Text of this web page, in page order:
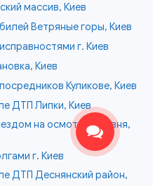
массив, Киев
Ветряные горы, Киев
г. Киев
Киев
Куликове, Киев
ДТП Липки, Киев
на осмотр Быковня,
г. Киев
ДТП Деснянский район,